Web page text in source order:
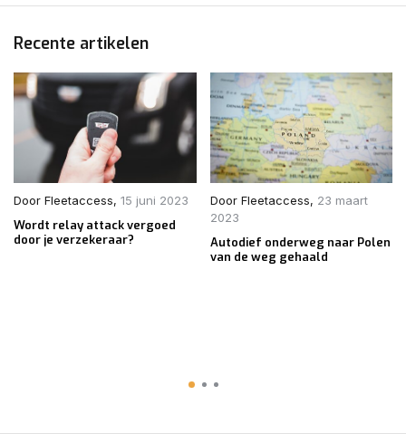
Recente artikelen
Door Fleetaccess, 15 juni 2023
Wordt relay attack vergoed
door je verzekeraar?
Door Fleetaccess, 23 maart
2023
Autodief onderweg naar Polen
van de weg gehaald